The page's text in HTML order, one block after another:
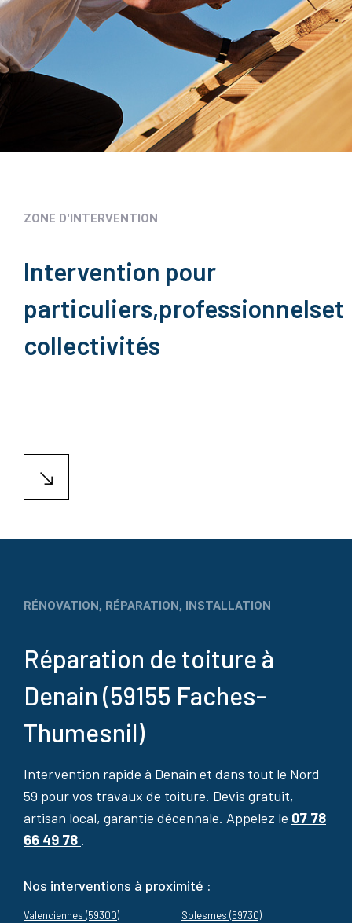
ZONE D'INTERVENTION
Intervention pour
particuliers,professionnelset
collectivités
RÉNOVATION, RÉPARATION, INSTALLATION
Réparation de toiture à
Denain (59155 Faches-
Thumesnil)
Intervention rapide à Denain et dans tout le Nord
59 pour vos travaux de toiture. Devis gratuit,
artisan local, garantie décennale. Appelez le 07 78
66 49 78 .
Nos interventions à proximité :
Valenciennes (59300)
Solesmes (59730)